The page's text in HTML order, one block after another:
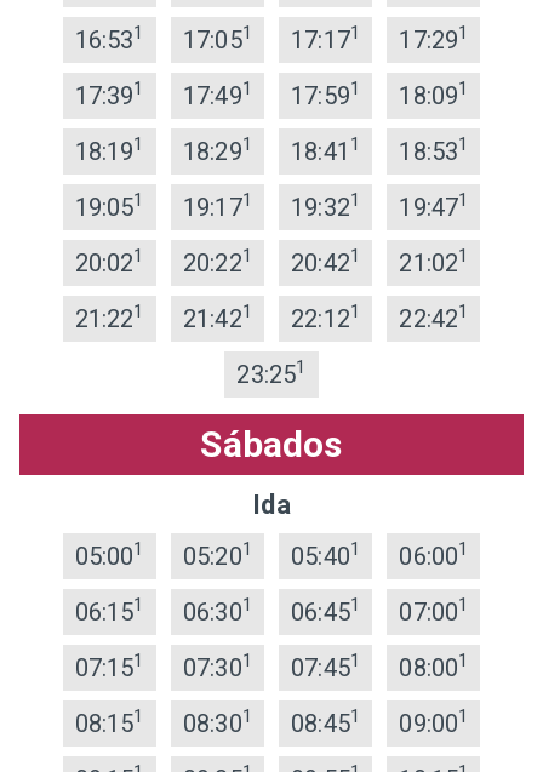
16:531 17:051 17:171 17:291
17:391 17:491 17:591 18:091
18:191 18:291 18:41 1 18:531
19:051 19:171 19:321 19:471
20:021 20:221 20:421 21:021
21:221 21:421 22:121 22:421
23:251
Sábados
Ida
05:001 05:201 05:401 06:001
06:151 06:301 06:451 07:001
07:151 07:301 07:451 08:001
08:151 08:301 08:451 09:001